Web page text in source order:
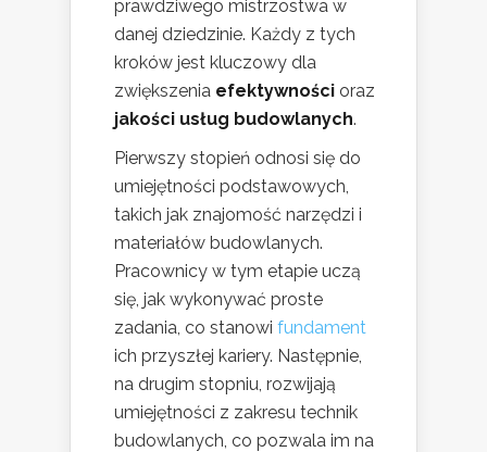
prawdziwego mistrzostwa w
danej dziedzinie. Każdy z tych
kroków jest kluczowy dla
zwiększenia efektywności oraz
jakości usług budowlanych.
Pierwszy stopień odnosi się do
umiejętności podstawowych,
takich jak znajomość narzędzi i
materiałów budowlanych.
Pracownicy w tym etapie uczą
się, jak wykonywać proste
zadania, co stanowi fundament
ich przyszłej kariery. Następnie,
na drugim stopniu, rozwijają
umiejętności z zakresu technik
budowlanych, co pozwala im na